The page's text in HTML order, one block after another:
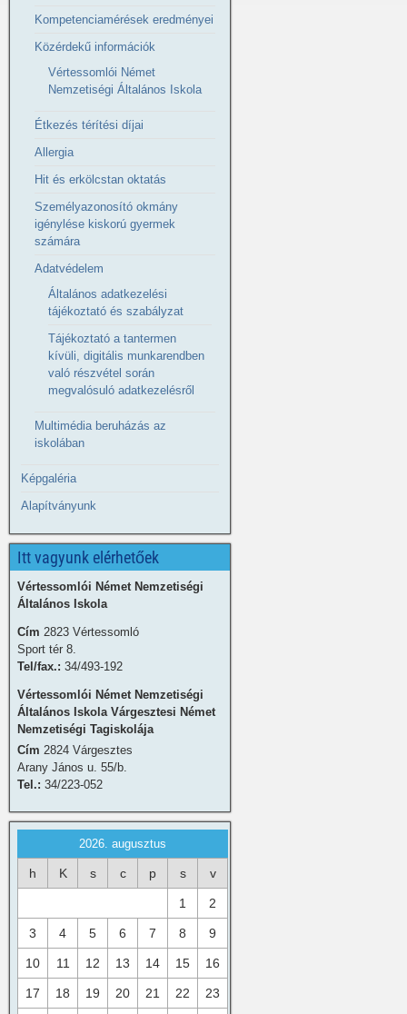
Kompetenciamérések eredményei
Közérdekű információk
Vértessomlói Német
Nemzetiségi Általános Iskola
Étkezés térítési díjai
Allergia
Hit és erkölcstan oktatás
Személyazonosító okmány
igénylése kiskorú gyermek
számára
Adatvédelem
Általános adatkezelési
tájékoztató és szabályzat
Tájékoztató a tantermen
kívüli, digitális munkarendben
való részvétel során
megvalósuló adatkezelésről
Multimédia beruházás az
iskolában
Képgaléria
Alapítványunk
Itt vagyunk elérhetőek
Vértessomlói Német Nemzetiségi
Általános Iskola
Cím 2823 Vértessomló
Sport tér 8.
Tel/fax.: 34/493-192
Vértessomlói Német Nemzetiségi
Általános Iskola Várgesztesi Német
Nemzetiségi Tagiskolája
Cím 2824 Várgesztes
Arany János u. 55/b.
Tel.: 34/223-052
2026. augusztus
h K s c p s v
1 2
3 4 5 6 7 8 9
10 11 12 13 14 15 16
17 18 19 20 21 22 23